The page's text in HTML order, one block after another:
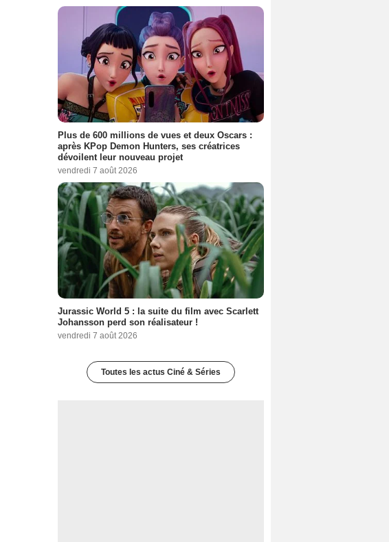
Plus de 600 millions de vues et deux Oscars :
après KPop Demon Hunters, ses créatrices
dévoilent leur nouveau projet
vendredi 7 août 2026
Jurassic World 5 : la suite du film avec Scarlett
Johansson perd son réalisateur !
vendredi 7 août 2026
Toutes les actus Ciné & Séries